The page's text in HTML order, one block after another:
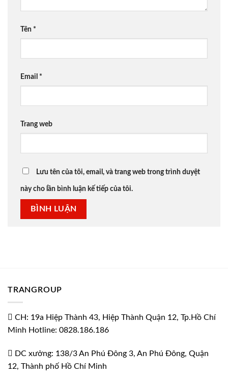
Tên *
Email *
Trang web
Lưu tên của tôi, email, và trang web trong trình duyệt
này cho lần bình luận kế tiếp của tôi.
TRANGROUP
CH: 19a Hiệp Thành 43, Hiệp Thành Quận 12, Tp.Hồ Chí
Minh Hotline: 0828.186.186
DC xưởng: 138/3 An Phú Đông 3, An Phú Đông, Quận
12, Thành phố Hồ Chí Minh